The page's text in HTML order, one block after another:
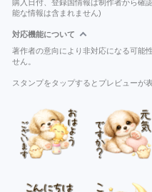
購入日付、登録国情報は制作者から確
能な情報は含まれません)
対応機能について
著作者の意向により非対応になる可能
せん。
スタンプをタップするとプレビューが